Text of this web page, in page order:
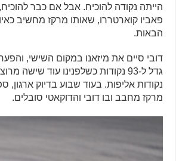
הייתה נקודה להוכיח. אבל אם כבר
פאביו קוארטררו, שאותו מרקז מחשיב
הבאות.
דובי סיים את מיזאנו במקום השישי,
גדל ל-93 נקודות כשלפנינו עוד שישה
נקודות אליפות. בעוד שבוע בדיוק ארגון,
מרקז מחבב ובו דובי והדוקאטי סובלים.